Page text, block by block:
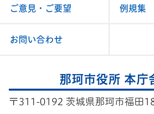
ご意見・ご要望 例規集
お問い合わせ
那珂市役所 本庁
〒311-0192 茨城県那珂市福田